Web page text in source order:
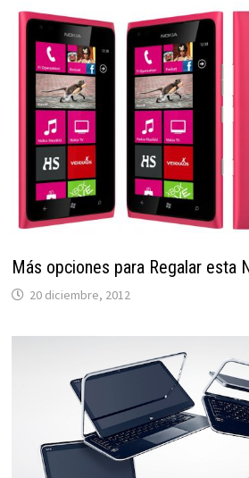
Más opciones para Regalar esta
20 diciembre, 2012